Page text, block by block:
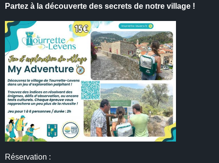
Partez à la découverte des secrets de notre village !
Réservation :